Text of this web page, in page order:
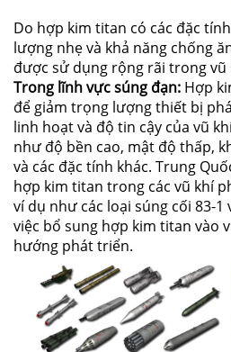
Do hợp kim titan có các đặc
lượng nhẹ và khả năng chống
được sử dụng rộng rãi trong vũ
Trong lĩnh vực súng đạn: Hợp
để giảm trọng lượng thiết bị
linh hoạt và độ tin cậy của vũ
như độ bền cao, mật độ thấp,
và các đặc tính khác. Trung
hợp kim titan trong các vũ khí
ví dụ như các loại súng cối 83-1
việc bổ sung hợp kim titan vào
hướng phát triển.